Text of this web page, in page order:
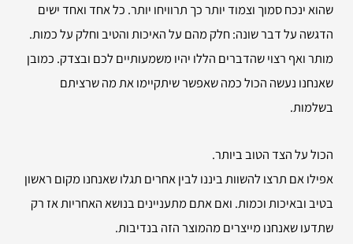
שהוא ינכח סמוך וצמוד יותר כך תרוויחו יותר. כל אחד ואחד ישים
הדגשה על דבר שונה: חלק מהם על האיכות והטיב וחלק על כמות.
מותר ואף רצוי שהדברים הללו יהיו משמעותיים לכם ובצדק. כמובן
שאנחנו נעשה הכול כמה שאפשר שיתקיימו את מה שרציתם
בשלמות.
הכול על הצד הטוב ביותר.
אפילו אם תרצו להשוות ביננו לבין אחרים תגלו שאנחנו מקום ראשון
בטיב ובאיכות וכמות. ואם אתם מתעניינים בנושא האחריות אז רק
שתדעו שאנחנו מייצרים מהמוצר הזה בנדיבות.